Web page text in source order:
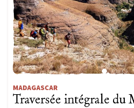
MADAGASCAR
Traversée intégrale du